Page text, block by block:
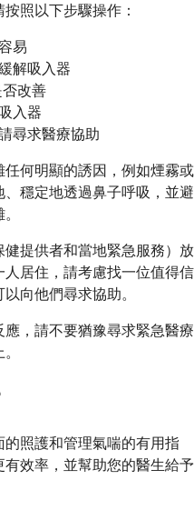
照以下步驟操作：
易
解吸入器
否改善
入器
尋求醫療協助
何明顯的誘因，例如煙霧或
穩定地透過鼻子呼吸，並避
提供者和當地緊急服務）放
居住，請考慮找一位值得信
向他們尋求協助。
，請不要猶豫尋求緊急醫療
照護和管理氣喘的有用指
效率，並幫助您的醫生給予